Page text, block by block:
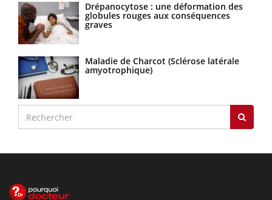
Drépanocytose : une déformation des
globules rouges aux conséquences
graves
Maladie de Charcot (Sclérose latérale
amyotrophique)